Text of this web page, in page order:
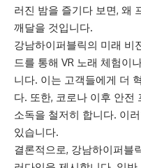
러진 밤을 즐기다 보면, 왜
깨달을 것입니다.
강남하이퍼블릭의 미래 비
드를 통해 VR 노래 체험이
니다. 이는 고객들에게 더
다. 또한, 코로나 이후 안전
소독을 철저히 합니다. 이
있습니다.
결론적으로, 강남하이퍼블